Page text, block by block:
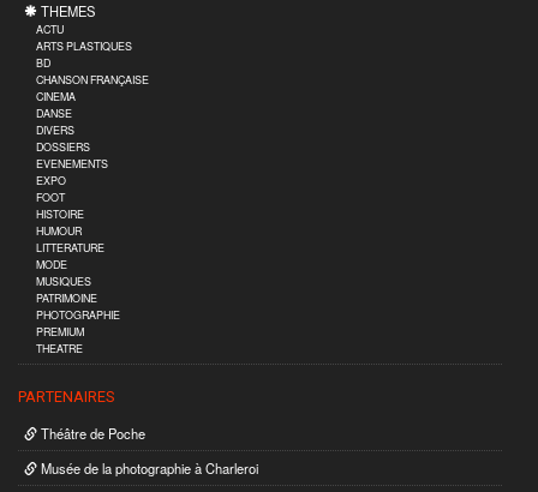
THEMES
ACTU
ARTS PLASTIQUES
BD
CHANSON FRANÇAISE
CINEMA
DANSE
DIVERS
DOSSIERS
EVENEMENTS
EXPO
FOOT
HISTOIRE
HUMOUR
LITTERATURE
MODE
MUSIQUES
PATRIMOINE
PHOTOGRAPHIE
PREMIUM
THEATRE
PARTENAIRES
Théâtre de Poche
Musée de la photographie à Charleroi